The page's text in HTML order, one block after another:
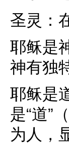
圣灵：
耶稣是
神有独
耶稣是
是“道”
为人，